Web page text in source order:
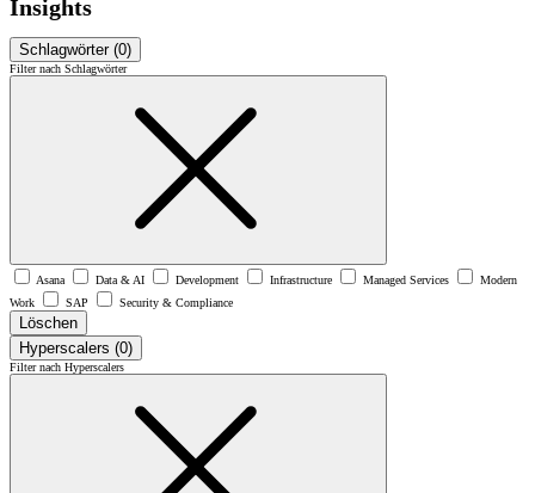
Insights
Schlagwörter (0)
Filter nach Schlagwörter
Asana Data & AI Development Infrastructure Managed Services
Modern
Work
SAP Security & Compliance
Löschen
Hyperscalers (0)
Filter nach Hyperscalers